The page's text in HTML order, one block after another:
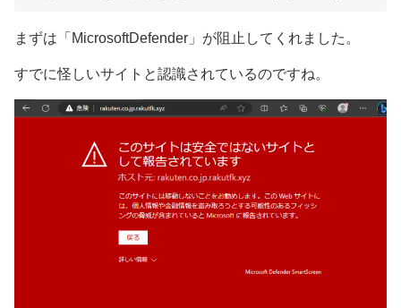
まずは「MicrosoftDefender」が阻止してくれました。
すでに怪しいサイトと認識されているのですね。